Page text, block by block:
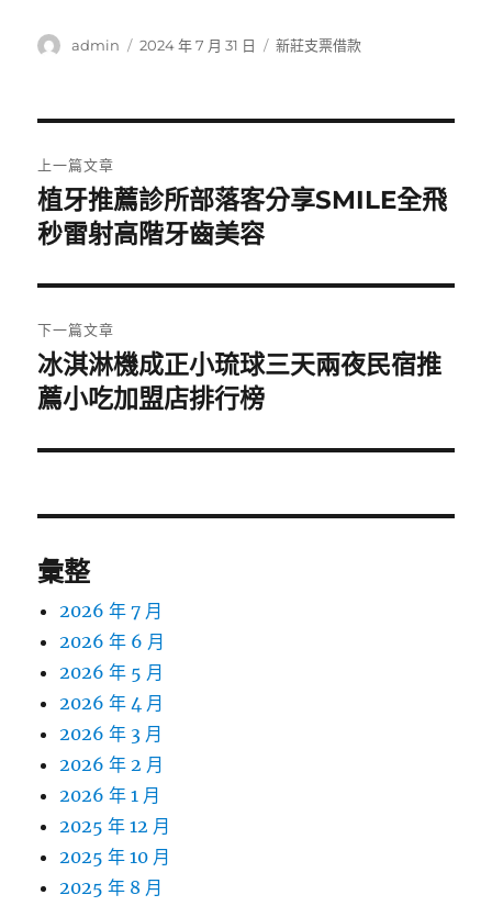
作
admin
發
2024 年 7 月 31 日
分
新莊支票借款
章
導
覽
上一篇文章
上
一
文
章:
植牙推薦診所部落客分享SMILE全飛
秒雷射高階牙齒美容
下一篇文章
下
一
文
冰淇淋機成正小琉球三天兩夜民宿推
薦小吃加盟店排行榜
彙整
2026 年 7 月
2026 年 6 月
2026 年 5 月
2026 年 4 月
2026 年 3 月
2026 年 2 月
2026 年 1 月
2025 年 12 月
2025 年 10 月
2025 年 8 月